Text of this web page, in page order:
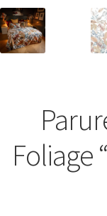
Foliage